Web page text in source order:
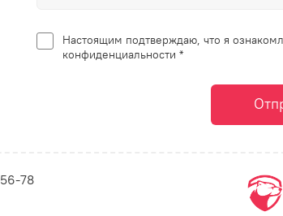
Настоящим подтверждаю, что я
конфиденциальности *
78